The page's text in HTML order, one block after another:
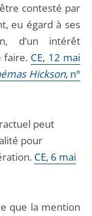
contesté par
eu égard à ses
d’un intérêt
faire. CE, 12 mai
Hickson, n°
peut
pour
CE, 6 mai
que la mention